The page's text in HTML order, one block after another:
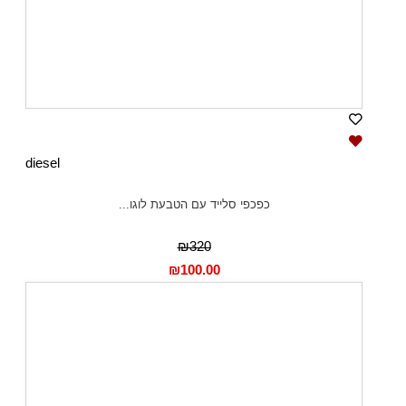
diesel
כפכפי סלייד עם הטבעת לוגו...
₪320
₪100.00